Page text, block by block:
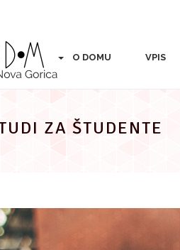
O DOMU VPIS
ZA ŠTUDENTE